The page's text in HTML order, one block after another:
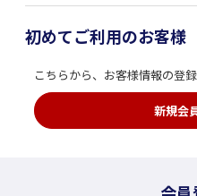
初めてご利用のお客様
こちらから、お客様情報の登
新規会